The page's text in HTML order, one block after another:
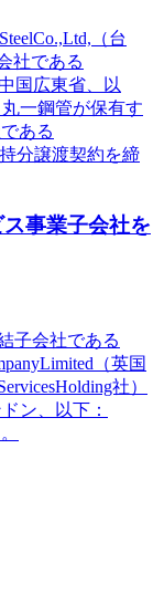
（台
社である
国広東省、以
一鋼管が保有す
ある
分譲渡契約を締
事業子会社を
子会社である
（英国
社）
ン、以下：